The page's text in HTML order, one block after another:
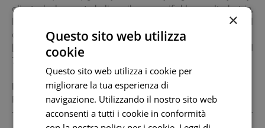
olivate, hydrogenated olive oil unsaponifiables, maltodextrin,
lecithin, magnesium chloride, trihydroxystearin, glyceryl
caprylate/caprate, phenethyl alcohol, glucomannan.
[+/-: CI 77891 (titanium dioxide), CI 77499 (iron oxides), CI
77492 (iron oxides), CI 77491 (iron oxides)].
Formato
Flacone da 30 ml.
×
Questo sito web utilizza
cookie
Questo sito web utilizza i cookie per
migliorare la tua esperienza di
navigazione. Utilizzando il nostro sito web
acconsenti a tutti i cookie in conformità